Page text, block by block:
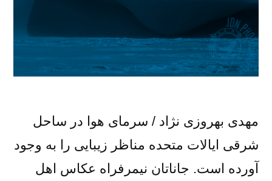
مهدی بهروزی نژاد / سرمای هوا در ساحل
شرقی ایالات متحده مناظر زیبایی را به وجود
آورده است. جاناتان نیمرفراه عکاس اهل